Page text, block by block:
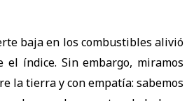
baja en los combustibles alivió
el índice. Sin embargo, miramos
la tierra y con empatía: sabemos